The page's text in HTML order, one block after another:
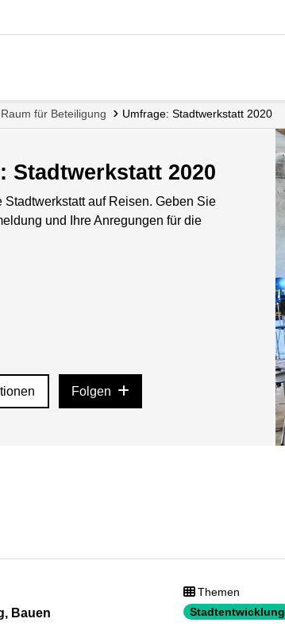
für Beteiligung Umfrage: Stadtwerkstatt 2020
Stadtwerkstatt 2020
Stadtwerkstatt auf Reisen. Geben Sie
und Ihre Anregungen für die
Folgen
Bauen
Themen
Stadtentwicklung